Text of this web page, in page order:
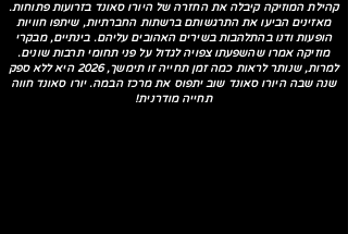
קהילת המוזיקה קיבלה את החזרה של היורו סאונד בזרועות פתוחות.
מאזינים הביעו את התרגשותם ברשתות החברתיות, שיתפו חוויות
הופעות ודנו בהתלהבות בשירים האהובים עליהם. בינתיים, מבקרי
מוזיקה אמרו שהשפעתו צפויה לגדול על פני תחומי תרבות שונים.
למרות, שנותר לראות כמה זמן תחייה זו תימשך, 2026 היא ללא ספק
שנה שבה היורו סאונד שוב יתפוס את מרכז הבמה. יורו סאונד חווה
תחייה מודרנית!